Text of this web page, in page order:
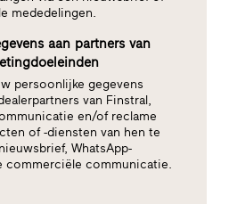
mededelingen.
aan partners van
persoonlijke gegevens
van Finstral,
en/of reclame
of -diensten van hen te
WhatsApp-
commerciële communicatie.